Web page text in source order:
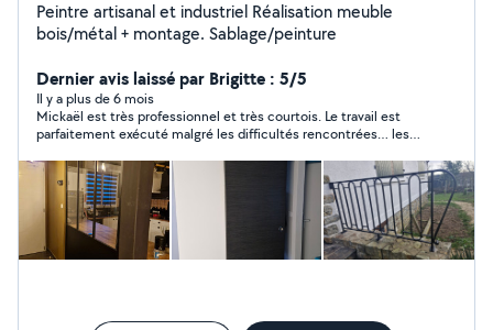
Peintre artisanal et industriel Réalisation meuble
bois/métal + montage. Sablage/peinture
Dernier avis laissé par Brigitte : 5/5
Il y a plus de 6 mois
Mickaël est très professionnel et très courtois. Le travail est
parfaitement exécuté malgré les difficultés rencontrées… les
montage ?. Je recommande sans aucune hésitation.